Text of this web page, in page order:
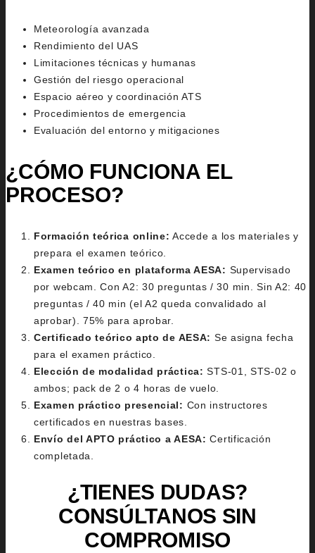
Meteorología avanzada
Rendimiento del UAS
Limitaciones técnicas y humanas
Gestión del riesgo operacional
Espacio aéreo y coordinación ATS
Procedimientos de emergencia
Evaluación del entorno y mitigaciones
¿CÓMO FUNCIONA EL
PROCESO?
Formación teórica online: Accede a los materiales y
prepara el examen teórico.
Examen teórico en plataforma AESA: Supervisado
por webcam. Con A2: 30 preguntas / 30 min. Sin A2: 40
preguntas / 40 min (el A2 queda convalidado al
aprobar). 75% para aprobar.
Certificado teórico apto de AESA: Se asigna fecha
para el examen práctico.
Elección de modalidad práctica: STS-01, STS-02 o
ambos; pack de 2 o 4 horas de vuelo.
Examen práctico presencial: Con instructores
certificados en nuestras bases.
Envío del APTO práctico a AESA: Certificación
completada.
¿TIENES DUDAS?
CONSÚLTANOS SIN
COMPROMISO